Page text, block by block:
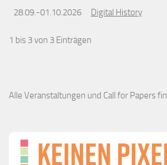
28.09.-01.10.2026 Digital History
1 bis 3 von 3 Einträgen
Alle Veranstaltungen und Call for Papers